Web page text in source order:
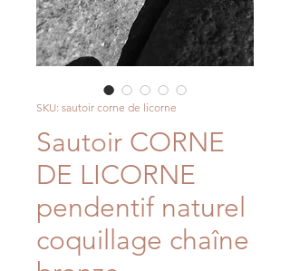
SKU: sautoir corne de licorne
Sautoir CORNE
DE LICORNE
pendentif naturel
coquillage chaîne